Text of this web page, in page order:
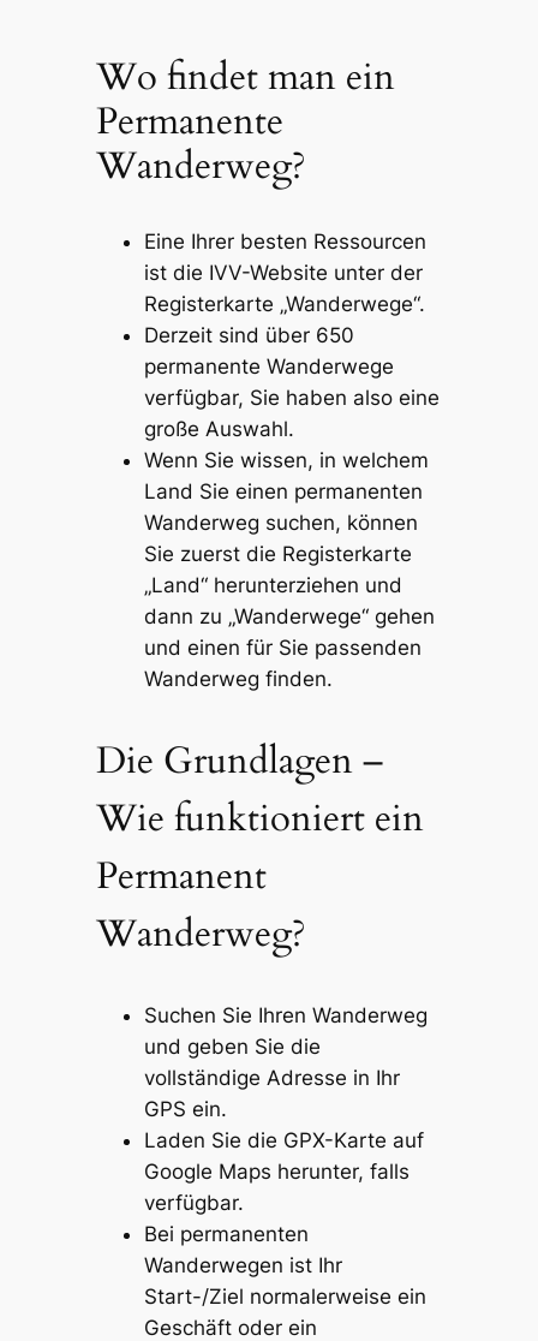
Wo findet man ein
Permanente
Wanderweg?
Eine Ihrer besten Ressourcen
ist die IVV-Website unter der
Registerkarte „Wanderwege“.
Derzeit sind über 650
permanente Wanderwege
verfügbar, Sie haben also eine
große Auswahl.
Wenn Sie wissen, in welchem ​​
Land Sie einen permanenten
Wanderweg suchen, können
Sie zuerst die Registerkarte
„Land“ herunterziehen und
dann zu „Wanderwege“ gehen
und einen für Sie passenden
Wanderweg finden.
Die Grundlagen –
Wie funktioniert ein
Permanent
Wanderweg?
Suchen Sie Ihren Wanderweg
und geben Sie die
vollständige Adresse in Ihr
GPS ein.
Laden Sie die GPX-Karte auf
Google Maps herunter, falls
verfügbar.
Bei permanenten
Wanderwegen ist Ihr
Start-/Ziel normalerweise ein
Geschäft oder ein